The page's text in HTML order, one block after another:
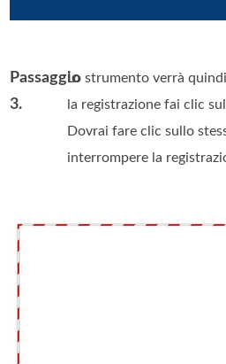
Passaggio
3.
Lo strumento verrà
la registrazione fai clic
Dovrai fare clic sullo
interrompere la